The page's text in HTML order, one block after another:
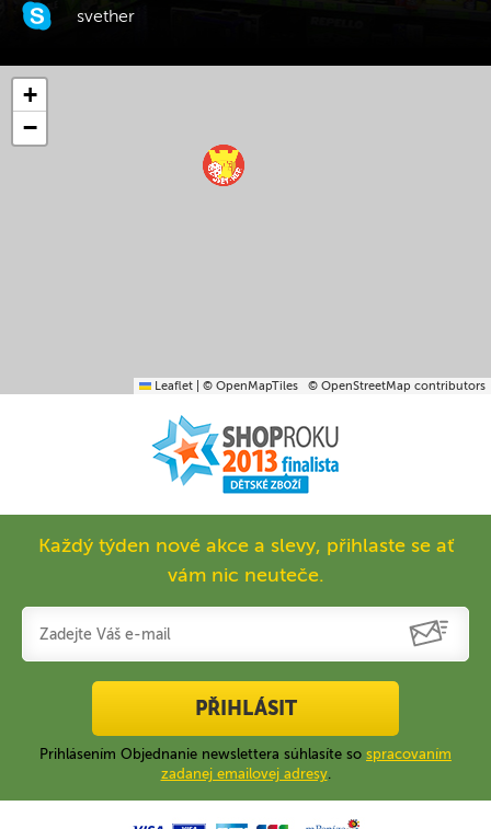
svether
+
−
Leaflet © OpenMapTiles © OpenStreetMap contributors
Každý týden nové akce a slevy, přihlaste se ať
vám nic neuteče.
PŘIHLÁSIT
Prihlásením Objednanie newslettera súhlasíte so spracovaním
zadanej emailovej adresy.